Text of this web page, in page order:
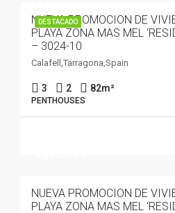
DESTACADO
NUEVA PROMOCION DE
PLAYA ZONA MAS MEL
– 3024-10
Calafell,Tarragona,Spain
3 2 82m²
PENTHOUSES
NUEVA PROMOCION DE
PLAYA ZONA MAS MEL